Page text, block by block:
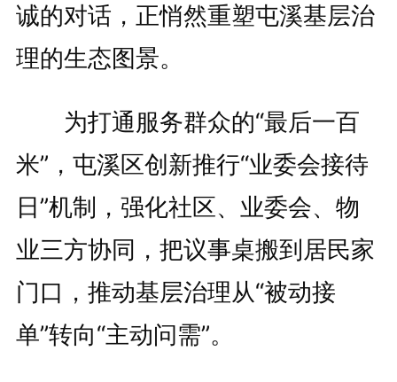
诚的对话，正悄然重塑屯溪基层治
理的生态图景。
为打通服务群众的“最后一百
米”，屯溪区创新推行“业委会接待
日”机制，强化社区、业委会、物
业三方协同，把议事桌搬到居民家
门口，推动基层治理从“被动接
单”转向“主动问需”。